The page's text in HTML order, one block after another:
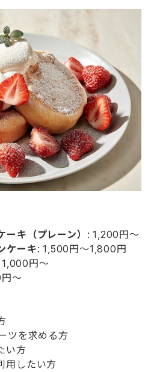
キ（プレーン） : 1,200円～
ケーキ: 1,500円～1,800円
1,000円～
～
ツを求める方
い方
用したい方